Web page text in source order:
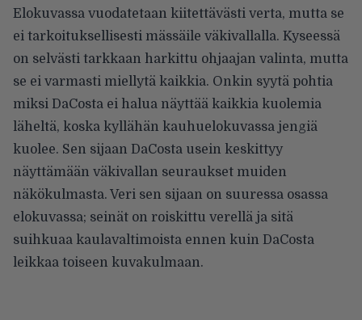
Elokuvassa vuodatetaan kiitettävästi verta, mutta se
ei tarkoituksellisesti mässäile väkivallalla. Kyseessä
on selvästi tarkkaan harkittu ohjaajan valinta, mutta
se ei varmasti miellytä kaikkia. Onkin syytä pohtia
miksi DaCosta ei halua näyttää kaikkia kuolemia
läheltä, koska kyllähän kauhuelokuvassa jengiä
kuolee. Sen sijaan DaCosta usein keskittyy
näyttämään väkivallan seuraukset muiden
näkökulmasta. Veri sen sijaan on suuressa osassa
elokuvassa; seinät on roiskittu verellä ja sitä
suihkuaa kaulavaltimoista ennen kuin DaCosta
leikkaa toiseen kuvakulmaan.